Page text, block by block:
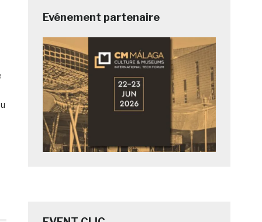
Evénement partenaire